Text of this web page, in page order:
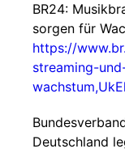
BR24:
sorgen für
https://
streaming-
Deutschland